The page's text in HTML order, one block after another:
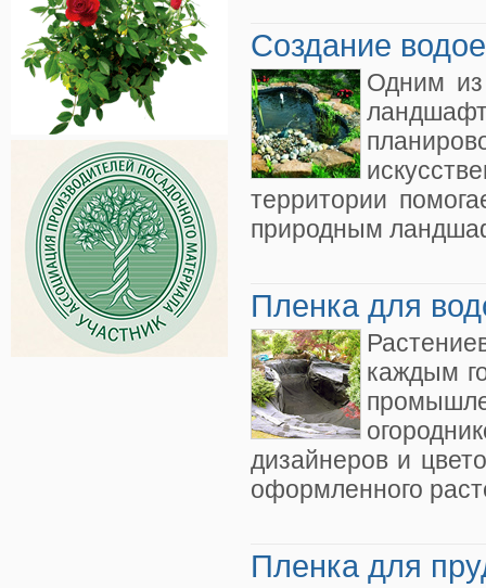
Создание
Одним из
территории
природным
Пленка для
каждым
дизайнеров и
оформленного
Пленка для